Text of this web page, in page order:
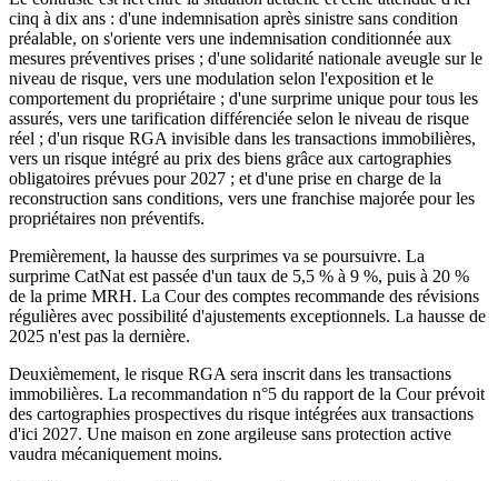
cinq à dix ans : d'une indemnisation après sinistre sans condition
préalable, on s'oriente vers une indemnisation conditionnée aux
mesures préventives prises ; d'une solidarité nationale aveugle sur le
niveau de risque, vers une modulation selon l'exposition et le
comportement du propriétaire ; d'une surprime unique pour tous les
assurés, vers une tarification différenciée selon le niveau de risque
réel ; d'un risque RGA invisible dans les transactions immobilières,
vers un risque intégré au prix des biens grâce aux cartographies
obligatoires prévues pour 2027 ; et d'une prise en charge de la
reconstruction sans conditions, vers une franchise majorée pour les
propriétaires non préventifs.
Premièrement, la hausse des surprimes va se poursuivre. La
surprime CatNat est passée d'un taux de 5,5 % à 9 %, puis à 20 %
de la prime MRH. La Cour des comptes recommande des révisions
régulières avec possibilité d'ajustements exceptionnels. La hausse de
2025 n'est pas la dernière.
Deuxièmement, le risque RGA sera inscrit dans les transactions
immobilières. La recommandation n°5 du rapport de la Cour prévoit
des cartographies prospectives du risque intégrées aux transactions
d'ici 2027. Une maison en zone argileuse sans protection active
vaudra mécaniquement moins.